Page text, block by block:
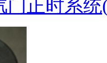
门正时系